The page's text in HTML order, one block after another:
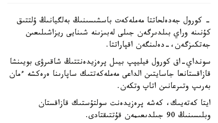
- كورول جەدەلحاتتا مەملەكەت باسشىسىنىڭ بەلگيانىڭ ۇلتتىق
كۇنىنە وراي بىلدىرگەن جىلى لەبىزىنە شىنايى ريزاشىلىعىن
جەتكىزگەن،-دەلىنگەن اقپاراتتا.
سونداي-اق كورول فيليپپ بيىل پرەزيدەنتتىڭ شاقىرۋى بويىنشا
قازاقستانعا جاسايتىن الداعى مەملەكەتتىك ساپارىنا ەرەكشە ءمان
بەرىپ وتىرعانىن اتاپ وتكەن.
ايتا كەتەيىك، كەشە پرەزيدەنت سولتۇستىك قازاقستان
وبلىسىنىڭ 90 جىلدىعىمەن قۇتتىقتادى.